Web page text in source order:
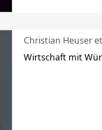
Christian Heuser
Wirtschaft mit